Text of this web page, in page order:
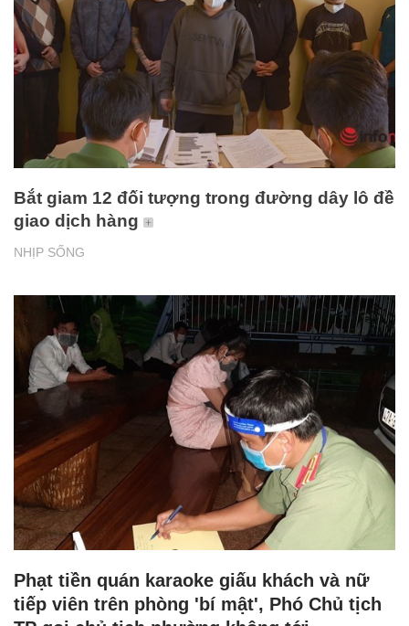
NHỊP SỐNG
Bắt giam 12 đối tượng trong đường dây lô đề
giao dịch hàng
Phạt tiền quán karaoke giấu khách và nữ
tiếp viên trên phòng 'bí mật', Phó Chủ tịch